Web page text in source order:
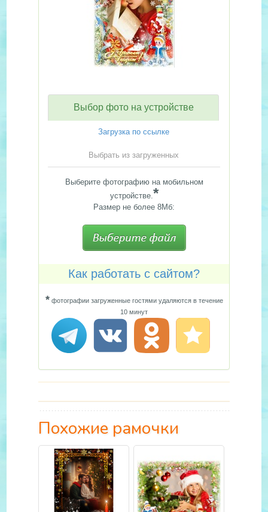
Выбор фото на устройстве
Загрузка по ссылке
Выбрать из загруженных
Выберите фотографию на мобильном
устройстве.*
Размер не более 8Мб:
Как работать с сайтом?
*фотографии загруженные гостями удаляются в течение
10 минут
Похожие рамочки